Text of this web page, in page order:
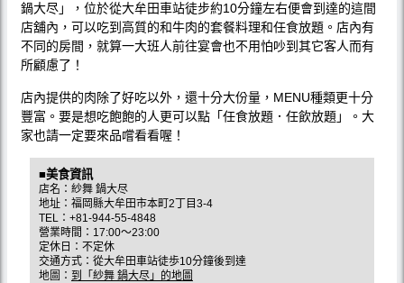
鍋大尽」，位於從大牟田車站徒步約10分鐘左右便會到達的這間
店舖內，可以吃到高質的和牛肉的套餐料理和任食放題。店內有
不同的房間，就算一大班人前往宴會也不用怕吵到其它客人而有
所顧慮了！
店內提供的肉除了好吃以外，還十分大份量，MENU種類更十分
豐富。要是想吃飽飽的人更可以點「任食放題．任飲放題」。大
家也請一定要來品嚐看看喔！
■美食資訊
店名：紗舞 鍋大尽
地址：福岡縣大牟田市本町2丁目3-4
TEL：+81-944-55-4848
營業時間：17:00～23:00
定休日：不定休
交通方式：從大牟田車站徒歩10分鐘後到達
地圖： 到「紗舞 鍋大尽」的地圖